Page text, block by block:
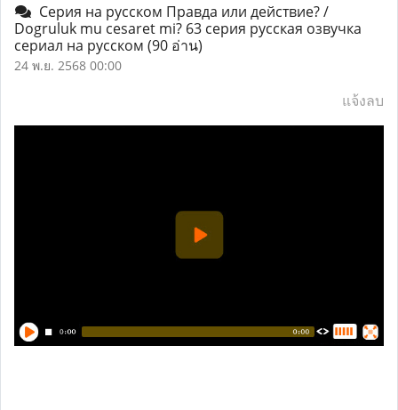
Серия на русском Правда или действие? /
Dogruluk mu cesaret mi? 63 серия русская озвучка
сериал на русском (90 อ่าน)
24 พ.ย. 2568 00:00
แจ้งลบ